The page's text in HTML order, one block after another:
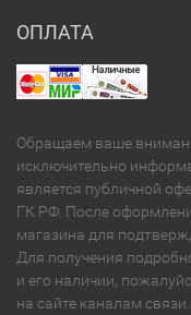
ОПЛАТА
Обращаем ваше
исключительно
является публичной
ГК РФ. После
магазина для
Для получения
и его наличии,
на сайте каналам